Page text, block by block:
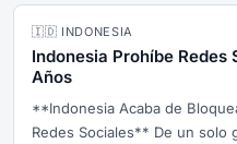
🇮🇩 INDONESIA
Indonesia Prohíbe Redes
Años
**Indonesia Acaba de
Redes Sociales** De un solo